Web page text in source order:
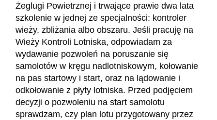
Żeglugi Powietrznej i trwające prawie dwa lata
szkolenie w jednej ze specjalności: kontroler
wieży, zbliżania albo obszaru. Jeśli pracuję na
Wieży Kontroli Lotniska, odpowiadam za
wydawanie pozwoleń na poruszanie się
samolotów w kręgu nadlotniskowym, kołowanie
na pas startowy i start, oraz na lądowanie i
odkołowanie z płyty lotniska. Przed podjęciem
decyzji o pozwoleniu na start samolotu
sprawdzam, czy plan lotu przygotowany przez